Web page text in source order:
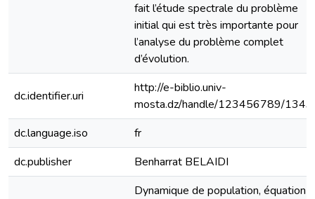
fait l’étude spectrale du problème
initial qui est très importante pour
l’analyse du problème complet
d’évolution.
dc.identifier.uri
http://e-biblio.univ-
mosta.dz/handle/123456789/
dc.language.iso
fr
dc.publisher
Benharrat BELAIDI
Dynamique de population, équation